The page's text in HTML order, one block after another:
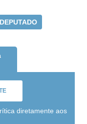
DEPUTADO
diretamente aos